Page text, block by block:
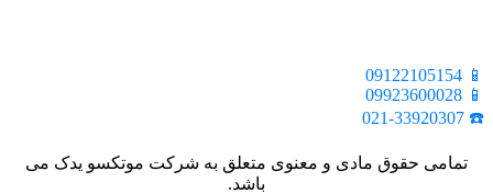
📱 09122105154
📱 09923600028
☎️ 021-33920307
تمامی حقوق مادی و معنوی متعلق به شرکت موتکسو یدک می
باشد.